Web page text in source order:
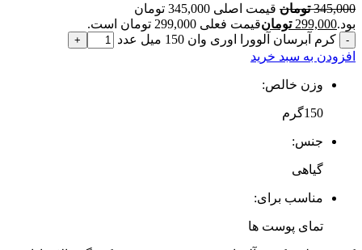
345,000 تومان
قیمت اصلی 345,000 تومان
بود.299,000 تومانقیمت فعلی 299,000 تومان است.
کرم آبرسان آلوورا اوری وان 150 میل عدد
افزودن به سبد خرید
وزن خالص:
150گرم
جنس:
گیاهی
مناسب برای:
تمای پوست ها